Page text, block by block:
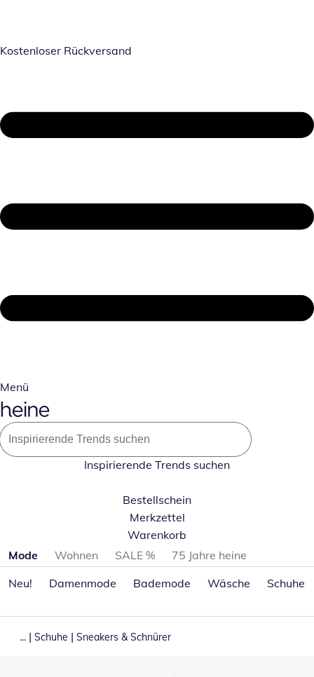
Kostenloser Rückversand
Menü
Inspirierende Trends suchen
Bestellschein
Merkzettel
Warenkorb
Produktkategorien überspringen
Mode Wohnen SALE %
75 Jahre heine
Neu!
Damenmode Bademode Wäsche Schuhe
... | Schuhe | Sneakers & Schnürer